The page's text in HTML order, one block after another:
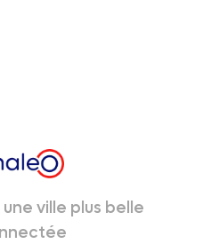
ville plus belle